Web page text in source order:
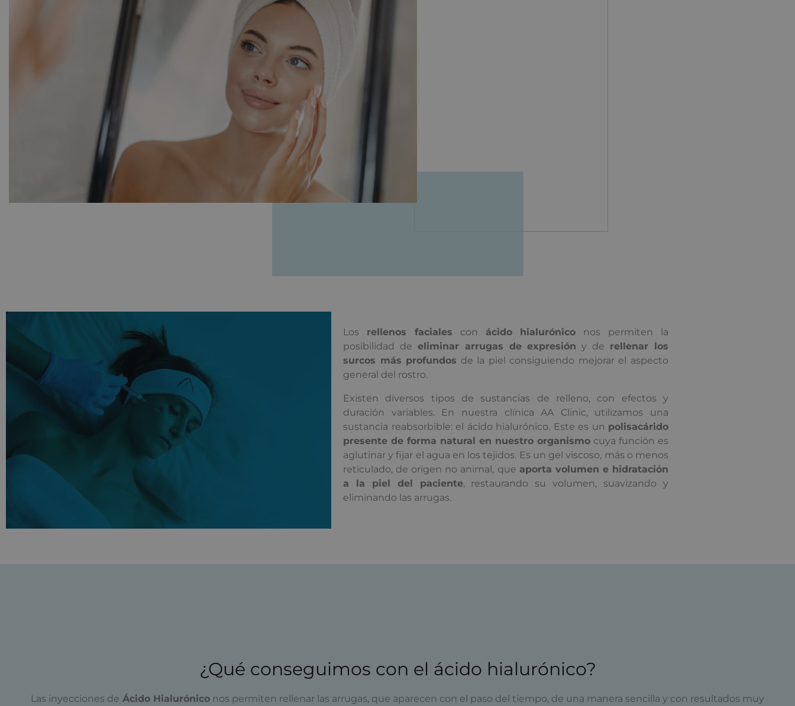
Los rellenos faciales con ácido hialurónico nos permiten la
posibilidad de eliminar arrugas de expresión y de rellenar los
surcos más profundos de la piel consiguiendo mejorar el aspecto
general del rostro.
Existen diversos tipos de sustancias de relleno, con efectos y
duración variables. En nuestra clínica AA Clinic, utilizamos una
sustancia reabsorbible: el ácido hialurónico. Este es un polisacárido
presente de forma natural en nuestro organismo cuya función es
aglutinar y fijar el agua en los tejidos. Es un gel viscoso, más o menos
reticulado, de origen no animal, que aporta volumen e hidratación
a la piel del paciente, restaurando su volumen, suavizando y
eliminando las arrugas.
¿Qué conseguimos con el ácido hialurónico?
Las inyecciones de Ácido Hialurónico nos permiten rellenar las arrugas, que aparecen con el paso del tiempo, de una manera sencilla y con resultados muy